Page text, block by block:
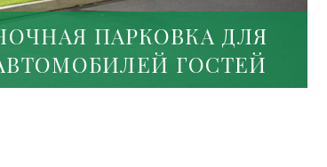
ПАРКОВКА ДЛЯ
ГОСТЕЙ